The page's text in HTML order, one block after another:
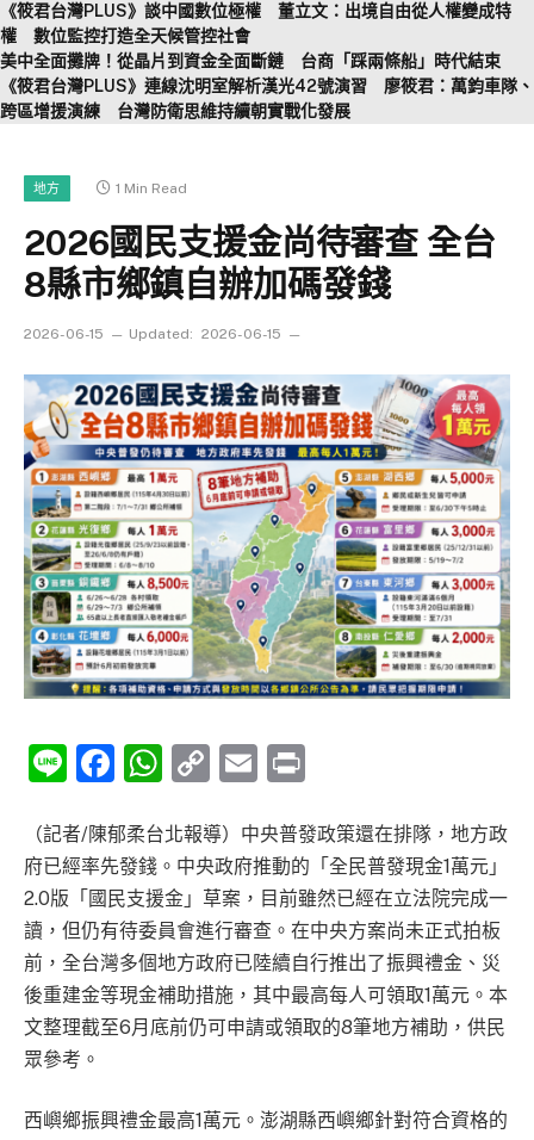
《筱君台灣PLUS》談中國數位極權 董立文：出境自由從人權變成特
權 數位監控打造全天候管控社會
美中全面攤牌！從晶片到資金全面斷鏈 台商「踩兩條船」時代結束
《筱君台灣PLUS》連線沈明室解析漢光42號演習 廖筱君：萬鈞車隊、
跨區增援演練 台灣防衛思維持續朝實戰化發展
地方 1 Min Read
2026國民支援金尚待審查 全台
8縣市鄉鎮自辦加碼發錢
2026-06-15 Updated: 2026-06-15
LineFacebook
WhatsApp
CopyEmail
（記者/陳郁柔台北報導）中央普發政策還在排隊，地方政
府已經率先發錢。中央政府推動的「全民普發現金1萬元」
2.0版「國民支援金」草案，目前雖然已經在立法院完成一
讀，但仍有待委員會進行審查。在中央方案尚未正式拍板
前，全台灣多個地方政府已陸續自行推出了振興禮金、災
後重建金等現金補助措施，其中最高每人可領取1萬元。本
文整理截至6月底前仍可申請或領取的8筆地方補助，供民
眾參考。
西嶼鄉振興禮金最高1萬元。澎湖縣西嶼鄉針對符合資格的